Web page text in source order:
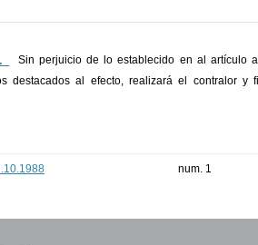
Sin perjuicio de lo establecido en al artículo
destacados al efecto, realizará el contralor y
num. 1